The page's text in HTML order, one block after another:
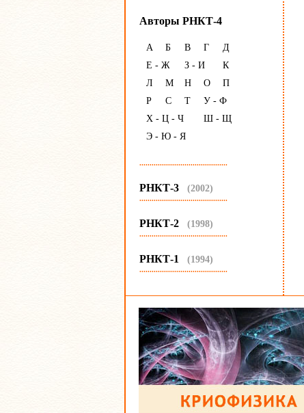
Авторы РНКТ-4
А Б В Г
Д
Е - Ж
З - И
К
Л
М Н О
П
Р
С Т
У - Ф
Х - Ц - Ч
Ш - Щ
Э - Ю - Я
...........................................
РНКТ-3 (2002)
...........................................
РНКТ-2 (1998)
...........................................
РНКТ-1 (1994)
...........................................